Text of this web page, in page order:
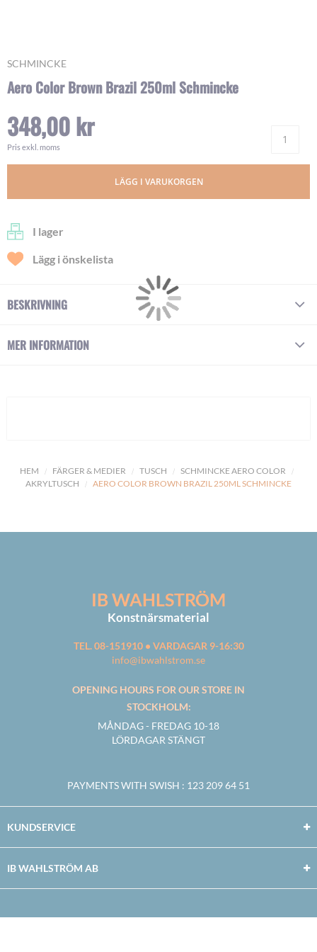
HEM FÄRGER & MEDIER TUSCH
SCHMINCKE AERO COLOR
AKRYLTUSCH
AERO COLOR BROWN BRAZIL 250ML SCHMINCKE
SCHMINCKE
Aero Color Brown Brazil 250ml Schmincke
348,00 kr
Pris exkl. moms
LÄGG I VARUKORGEN
I lager
Lägg i önskelista
Skip
the
of
the
images
BESKRIVNING
MER INFORMATION
IB WAHLSTRÖM
Konstnärsmaterial
TEL. 08-151910 • VARDAGAR 9-16:30
info@ibwahlstrom.se
OPENING HOURS FOR OUR STORE IN
STOCKHOLM:
MÅNDAG - FREDAG 10-18
LÖRDAGAR STÄNGT
PAYMENTS WITH SWISH : 123 209 64 51
KUNDSERVICE
IB WAHLSTRÖM AB
Facebook
TwitterYoutubeInstagram